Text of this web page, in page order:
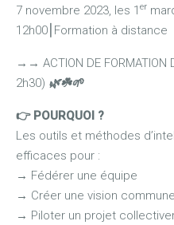
7 novembre 2023, les 1 er
12h00⎮Formation à distance
→ → ACTION DE
2h30) 🌿☘️🌱
👉 POURQUOI ?
Les outils et méthodes
efficaces pour :
→ Fédérer une équipe
→ Créer une vision commune
→ Piloter un projet